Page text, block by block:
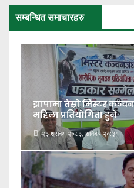
सम्बन्धित समाचारहरु
झापामा तेस्रो मिस्टर
महिला प्रतियोगिता हुने
२३ श्रावण २०८३, शनिबार २०:३१